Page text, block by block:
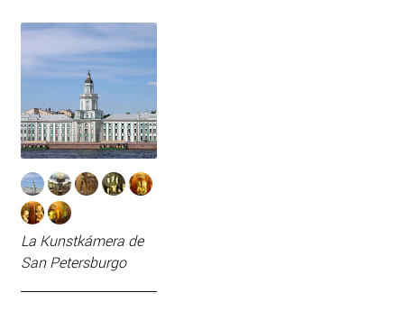
La Kunstkámera de
San Petersburgo